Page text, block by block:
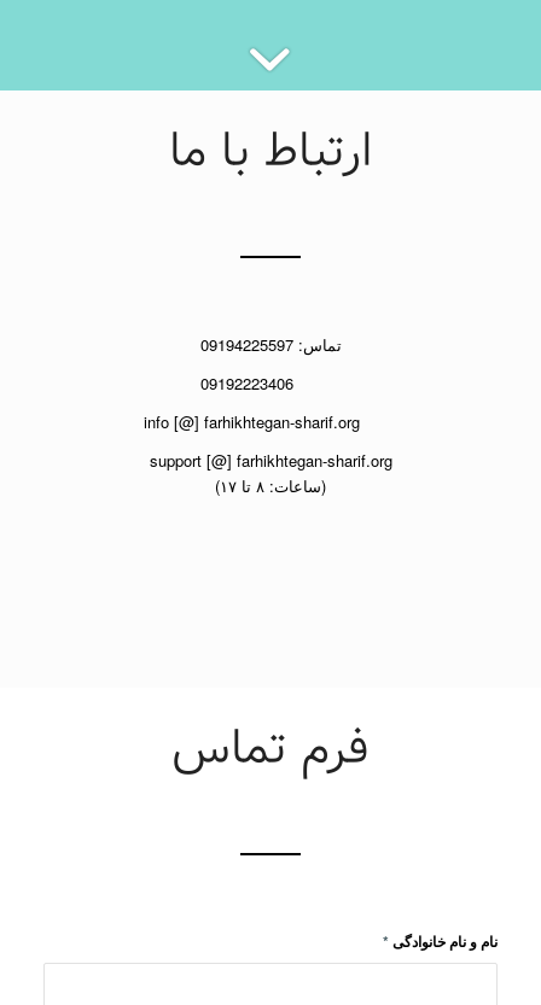
ارتباط با ما
تماس: 09194225597
09192223406
info [@] farhikhtegan-sharif.org
support [@] farhikhtegan-sharif.org
(ساعات: ۸ تا ۱۷)
فرم تماس
نام و نام خانوادگی *